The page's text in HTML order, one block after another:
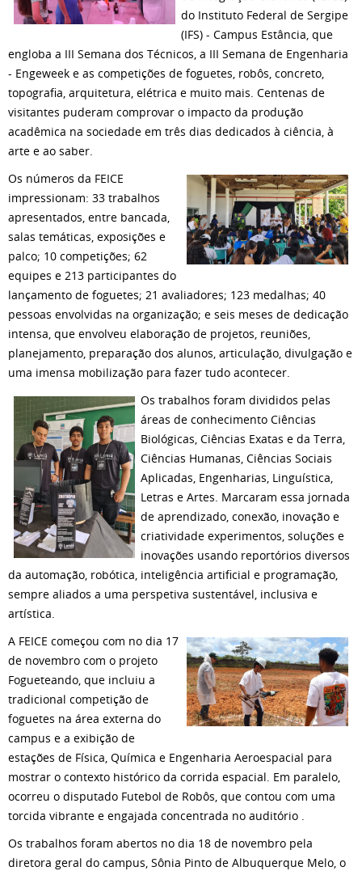
do Instituto Federal de Sergipe
(IFS) - Campus Estância, que
engloba a III Semana dos Técnicos, a III Semana de Engenharia
- Engeweek e as competições de foguetes, robôs, concreto,
topografia, arquitetura, elétrica e muito mais. Centenas de
visitantes puderam comprovar o impacto da produção
acadêmica na sociedade em três dias dedicados à ciência, à
arte e ao saber.
Os números da FEICE
impressionam: 33 trabalhos
apresentados, entre bancada,
salas temáticas, exposições e
palco; 10 competições; 62
equipes e 213 participantes do
lançamento de foguetes; 21 avaliadores; 123 medalhas; 40
pessoas envolvidas na organização; e seis meses de dedicação
intensa, que envolveu elaboração de projetos, reuniões,
planejamento, preparação dos alunos, articulação, divulgação e
uma imensa mobilização para fazer tudo acontecer.
Os trabalhos foram divididos pelas
áreas de conhecimento Ciências
Biológicas, Ciências Exatas e da Terra,
Ciências Humanas, Ciências Sociais
Aplicadas, Engenharias, Linguística,
Letras e Artes. Marcaram essa jornada
de aprendizado, conexão, inovação e
criatividade experimentos, soluções e
inovações usando reportórios diversos
da automação, robótica, inteligência artificial e programação,
sempre aliados a uma perspetiva sustentável, inclusiva e
artística.
A FEICE começou com no dia 17
de novembro com o projeto
Fogueteando, que incluiu a
tradicional competição de
foguetes na área externa do
campus e a exibição de
estações de Física, Química e Engenharia Aeroespacial para
mostrar o contexto histórico da corrida espacial. Em paralelo,
ocorreu o disputado Futebol de Robôs, que contou com uma
torcida vibrante e engajada concentrada no auditório .
Os trabalhos foram abertos no dia 18 de novembro pela
diretora geral do campus, Sônia Pinto de Albuquerque Melo, o